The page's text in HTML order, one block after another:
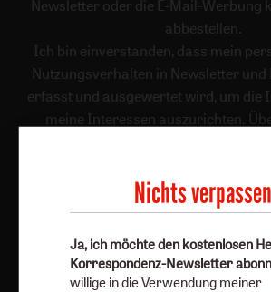
Newsletter oder die E-Mail-Werbung
abbestellen.
Ich bin einverstanden, dass mein
Nutzungsverhalten in Newsletter
erfasst und ausgewertet wird, um die
meine Interessen auszurichten.
Newsletter oder E-Mail kann ich
Weiterführende Informationen
Nichts verpassen
Ja, ich möchte den kostenlosen
Korrespondenz-Newsletter
willige in die Verwendung meiner